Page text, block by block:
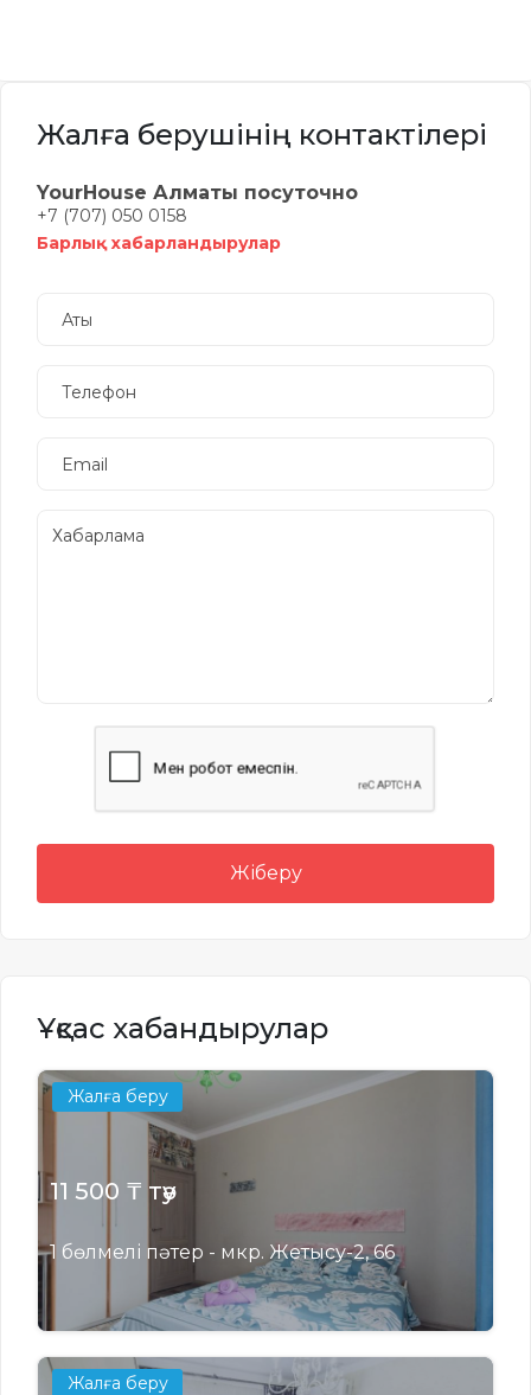
Жалға берушінің контактілері
YourHouse Алматы посуточно
+7 (707) 050 0158
Барлық хабарландырулар
Жіберу
Ұқсас хабандырулар
Жалға беру
11 500 ₸ тәу
1 бөлмелі пәтер - мкр. Жетысу-2, 66
Жалға беру